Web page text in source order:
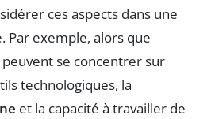
ces aspects dans une
Par exemple, alors que
se concentrer sur
technologiques, la
et la capacité à travailler de